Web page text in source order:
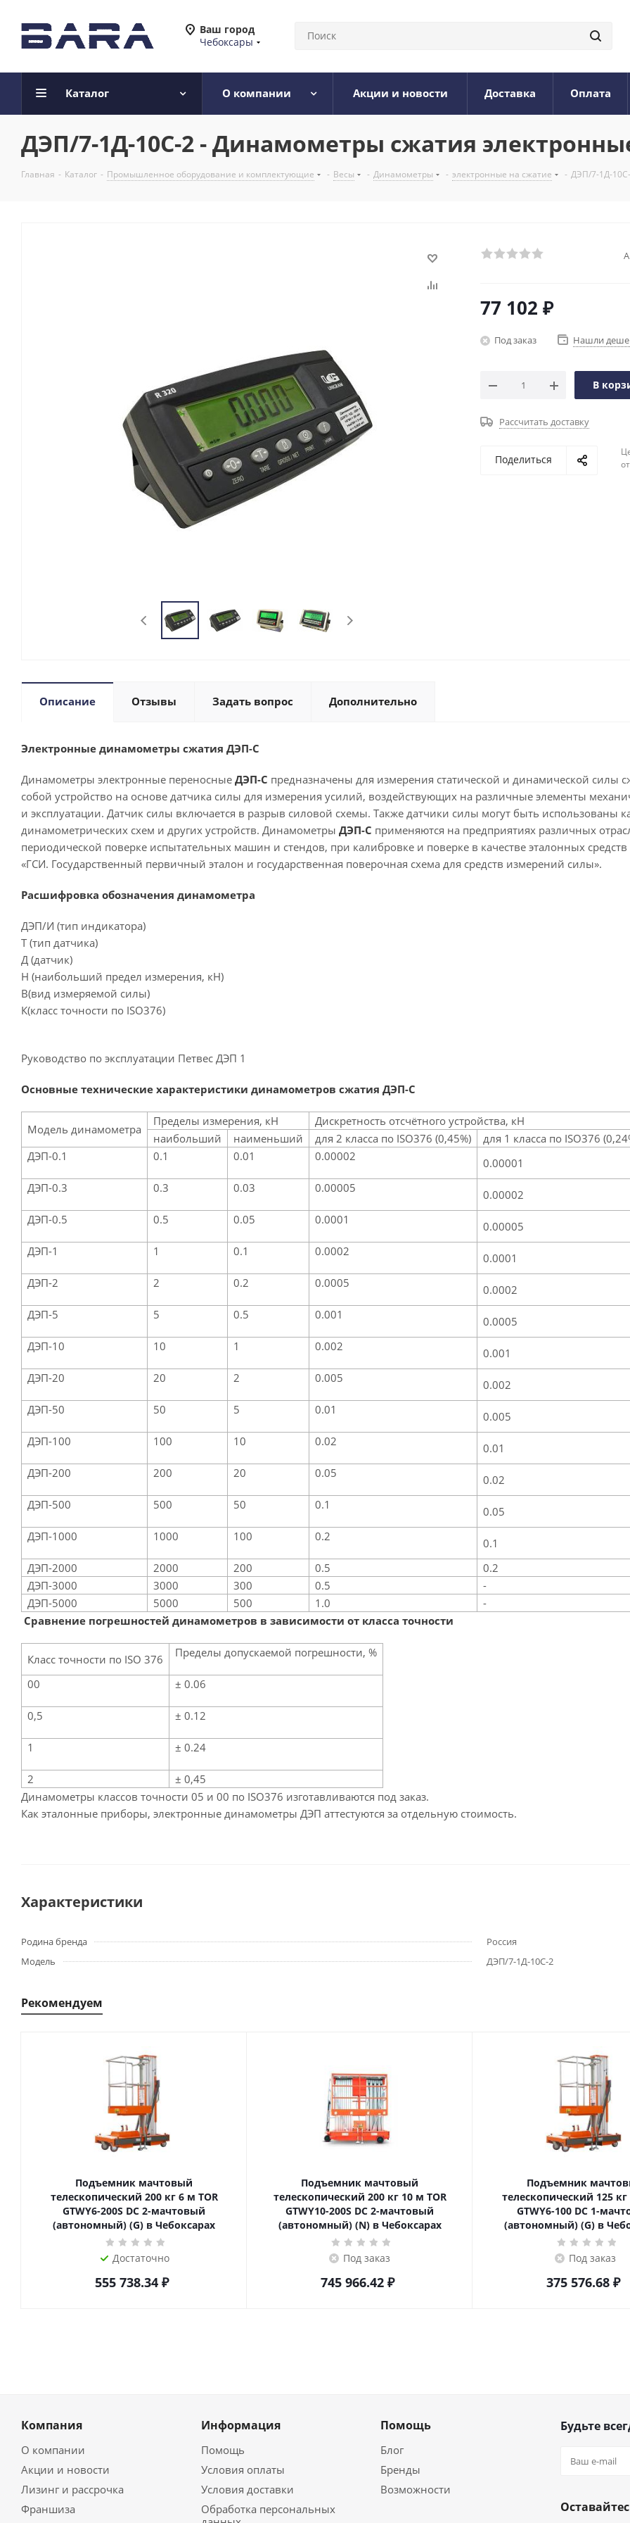
Ваш город
Чебоксары
Каталог О компании Акции и новости Доставка Оплата
ДЭП/7-1Д-10С-2 - Динамометры сжатия
Главная - Каталог - Промышленное оборудование и комплектующие - Весы - Динамометры - электронные на сжатие - ДЭП/7-1Д-
77 102 ₽
Под заказ Нашли
В
Рассчитать доставку
Поделиться
Описание Отзывы Задать вопрос Дополнительно
Электронные динамометры сжатия ДЭП-С
Динамометры электронные переносные ДЭП-С предназначены для измерения статической и динамической силы
собой устройство на основе датчика силы для измерения усилий, воздействующих на различные элементы
и эксплуатации. Датчик силы включается в разрыв силовой схемы. Также датчики силы могут быть использованы
динамометрических схем и других устройств. Динамометры ДЭП-С применяются на предприятиях различных
периодической поверке испытательных машин и стендов, при калибровке и поверке в качестве эталонных
«ГСИ. Государственный первичный эталон и государственная поверочная схема для средств измерений силы».
Расшифровка обозначения динамометра
ДЭП/И (тип индикатора)
Т (тип датчика)
Д (датчик)
Н (наибольший предел измерения, кН)
В(вид измеряемой силы)
К(класс точности по ISO376)
Руководство по эксплуатации Петвес ДЭП 1
Основные технические характеристики динамометров сжатия ДЭП-С
Модель динамометра
Пределы измерения, кН
Дискретность отсчётного устройства, кН
наибольший
наименьший для 2 класса по ISO376 (0,45%)
для 1 класса по ISO376
ДЭП-0.1
0.1 0.01 0.00002
0.00001
ДЭП-0.3
0.3 0.03 0.00005
0.00002
ДЭП-0.5
0.5 0.05 0.0001
0.00005
ДЭП-1
1 0.1 0.0002
0.0001
ДЭП-2
2 0.2 0.0005
0.0002
ДЭП-5
5 0.5 0.001
0.0005
ДЭП-10
10 1 0.002
0.001
ДЭП-20
20 2 0.005
0.002
ДЭП-50
50 5 0.01
0.005
ДЭП-100
100 10 0.02
0.01
ДЭП-200
200 20 0.05
0.02
ДЭП-500
500 50 0.1
0.05
ДЭП-1000
1000 100 0.2
0.1
ДЭП-2000
2000 200 0.5
0.2
ДЭП-3000
3000 300 0.5
-
ДЭП-5000
5000 500 1.0
-
Сравнение погрешностей динамометров в зависимости от класса точности
Класс точности по ISO 376 Пределы допускаемой погрешности, %
00 ± 0.06
0,5 ± 0.12
1 ± 0.24
2
± 0,45
Динамометры классов точности 05 и 00 по ISO376 изготавливаются под заказ.
Как эталонные приборы, электронные динамометры ДЭП аттестуются за отдельную стоимость.
Характеристики
Родина бренда
Россия
Модель
ДЭП/7-1Д-10С-2
Рекомендуем
Подъемник мачтовый
телескопический 200 кг 6 м TOR
GTWY6-200S DC 2-мачтовый
(автономный) (G) в Чебоксарах
Достаточно
555 738.34₽
Подъемник мачтовый
телескопический 200 кг 10 м TOR
GTWY10-200S DC 2-мачтовый
(автономный) (N) в Чебоксарах
Под заказ
745 966.42₽
Подъемник
телескопический 125 кг 6 м TOR
GTWY6-100 DC 1-
(автономный) (G) в
Под заказ
375 576.68₽
Компания
О компании
Акции и новости
Лизинг и рассрочка
Франшиза
Информация
Помощь
Условия оплаты
Условия доставки
Обработка персональных
Помощь
Блог
Бренды
Возможности
Будьте